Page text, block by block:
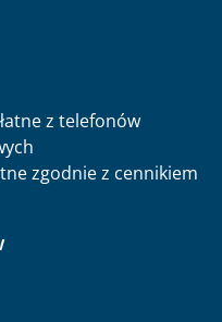
z telefonów
zgodnie z cennikiem